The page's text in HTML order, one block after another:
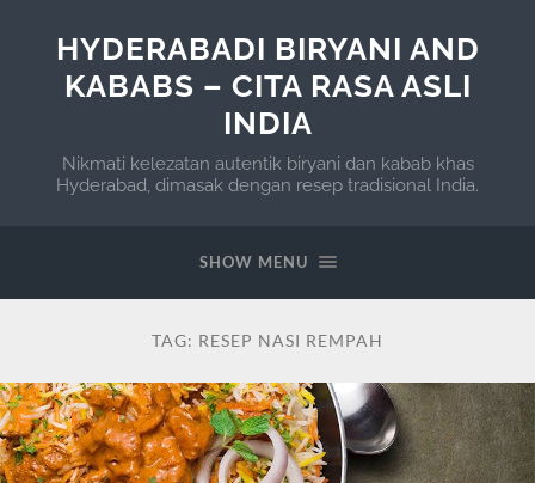
HYDERABADI BIRYANI AND
KABABS – CITA RASA ASLI
INDIA
Nikmati kelezatan autentik biryani dan kabab khas
Hyderabad, dimasak dengan resep tradisional India.
SHOW MENU
TAG: RESEP NASI REMPAH